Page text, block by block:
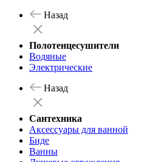
Назад
Полотенцесушители
Водяные
Электрические
Назад
Сантехника
Аксессуары для ванной
Биде
Ванны